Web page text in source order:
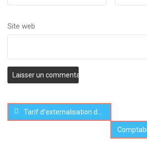
Site web
Tarif d’externalisation de la saisie comptable